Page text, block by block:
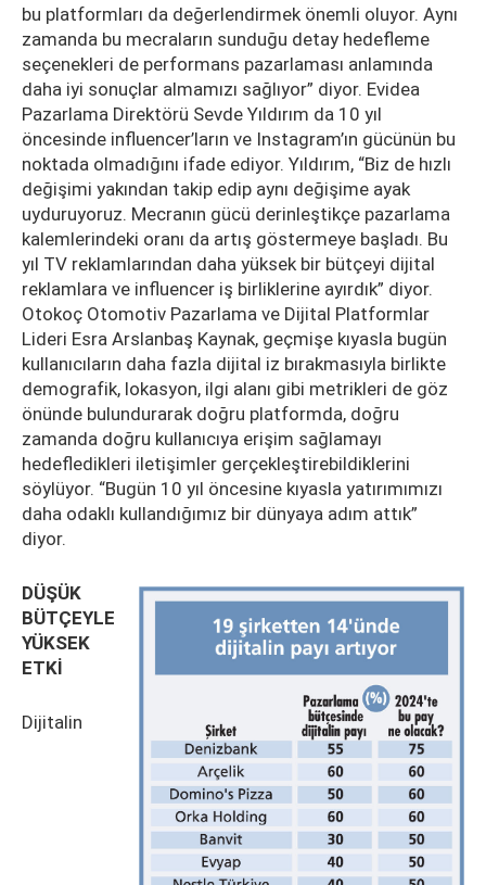
bu platformları da değerlendirmek önemli oluyor. Aynı
zamanda bu mecraların sunduğu detay hedefleme
seçenekleri de performans pazarlaması anlamında
daha iyi sonuçlar almamızı sağlıyor” diyor. Evidea
Pazarlama Direktörü Sevde Yıldırım da 10 yıl
öncesinde influencer’ların ve Instagram’ın gücünün bu
noktada olmadığını ifade ediyor. Yıldırım, “Biz de hızlı
değişimi yakından takip edip aynı değişime ayak
uyduruyoruz. Mecranın gücü derinleştikçe pazarlama
kalemlerindeki oranı da artış göstermeye başladı. Bu
yıl TV reklamlarından daha yüksek bir bütçeyi dijital
reklamlara ve influencer iş birliklerine ayırdık” diyor.
Otokoç Otomotiv Pazarlama ve Dijital Platformlar
Lideri Esra Arslanbaş Kaynak, geçmişe kıyasla bugün
kullanıcıların daha fazla dijital iz bırakmasıyla birlikte
demografik, lokasyon, ilgi alanı gibi metrikleri de göz
önünde bulundurarak doğru platformda, doğru
zamanda doğru kullanıcıya erişim sağlamayı
hedefledikleri iletişimler gerçekleştirebildiklerini
söylüyor. “Bugün 10 yıl öncesine kıyasla yatırımımızı
daha odaklı kullandığımız bir dünyaya adım attık”
diyor.
DÜŞÜK
BÜTÇEYLE
YÜKSEK
ETKİ
Dijitalin